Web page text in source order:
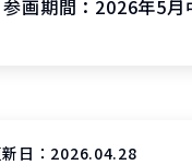
参画期間： 2026年5月
日： 2026.04.28